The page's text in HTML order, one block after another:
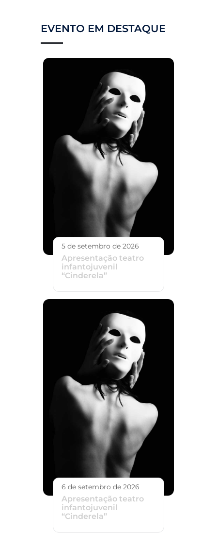
EVENTO EM DESTAQUE
5 de setembro de 2026
Apresentação teatro
infantojuvenil
“Cinderela”
6 de setembro de 2026
Apresentação teatro
infantojuvenil
“Cinderela”